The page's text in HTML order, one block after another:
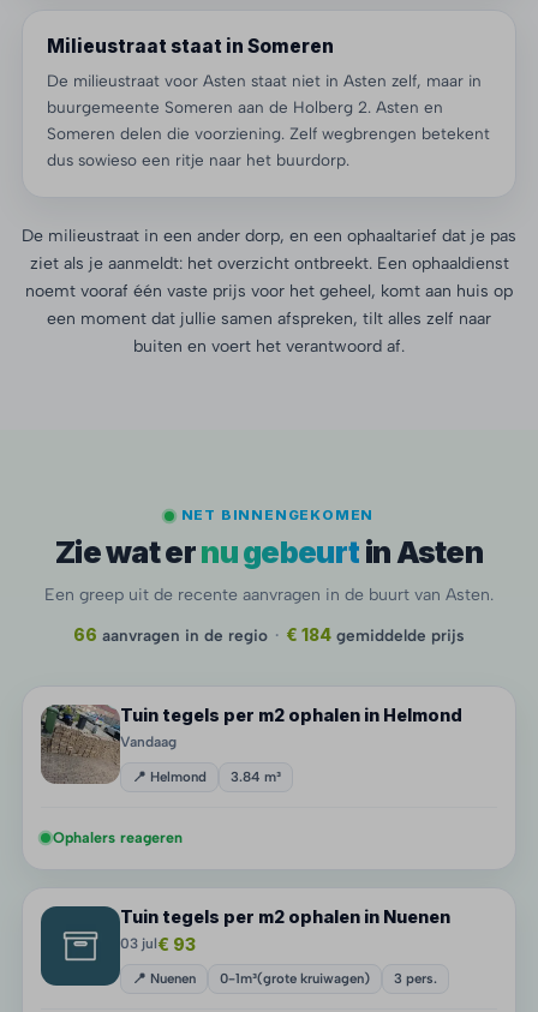
Milieustraat staat in Someren
De milieustraat voor Asten staat niet in Asten zelf, maar in
buurgemeente Someren aan de Holberg 2. Asten en
Someren delen die voorziening. Zelf wegbrengen betekent
dus sowieso een ritje naar het buurdorp.
De milieustraat in een ander dorp, en een ophaaltarief dat je pas
ziet als je aanmeldt: het overzicht ontbreekt. Een ophaaldienst
noemt vooraf één vaste prijs voor het geheel, komt aan huis op
een moment dat jullie samen afspreken, tilt alles zelf naar
buiten en voert het verantwoord af.
NET BINNENGEKOMEN
Zie wat ernu gebeurt in Asten
Een greep uit de recente aanvragen in de buurt van Asten.
66 aanvragen in de regio · € 184 gemiddelde prijs
Tuin tegels per m2 ophalen in Helmond
Vandaag
📍 Helmond 3.84 m³
Ophalers reageren
Tuin tegels per m2 ophalen in Nuenen
03 jul€ 93
📍 Nuenen 0-1m³(grote kruiwagen) 3 pers.